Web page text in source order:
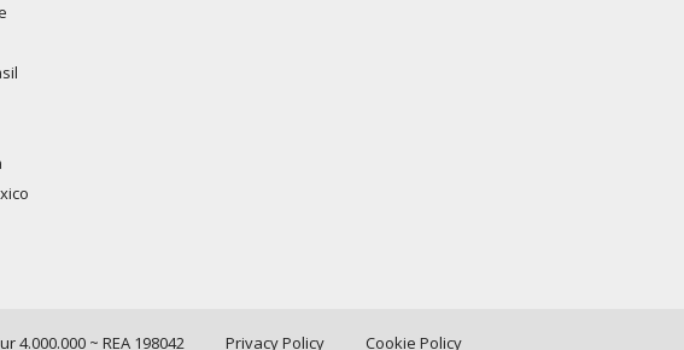
4.000.000 ~ REA 198042 Privacy Policy Cookie Policy